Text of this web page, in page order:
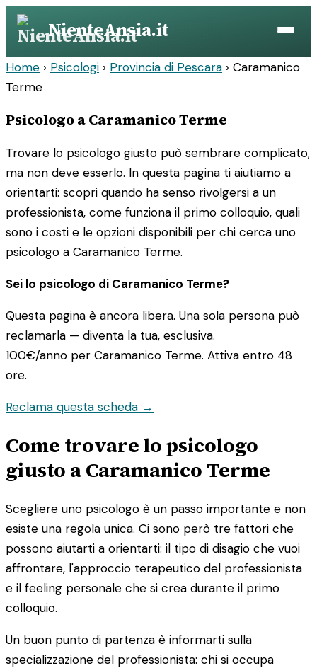
Vai
contenuto
NienteAnsia.it
Home › Psicologi › Provincia di Pescara › Caramanico
Terme
Psicologo a Caramanico Terme
Trovare lo psicologo giusto può sembrare complicato,
ma non deve esserlo. In questa pagina ti aiutiamo a
orientarti: scopri quando ha senso rivolgersi a un
professionista, come funziona il primo colloquio, quali
sono i costi e le opzioni disponibili per chi cerca uno
psicologo a Caramanico Terme.
Sei lo psicologo di Caramanico Terme?
Questa pagina è ancora libera. Una sola persona può
reclamarla — diventa la tua, esclusiva.
100€/anno per Caramanico Terme. Attiva entro 48
ore.
Reclama questa scheda →
Come trovare lo psicologo
giusto a Caramanico Terme
Scegliere uno psicologo è un passo importante e non
esiste una regola unica. Ci sono però tre fattori che
possono aiutarti a orientarti: il tipo di disagio che vuoi
affrontare, l'approccio terapeutico del professionista
e il feeling personale che si crea durante il primo
colloquio.
Un buon punto di partenza è informarti sulla
specializzazione del professionista: chi si occupa